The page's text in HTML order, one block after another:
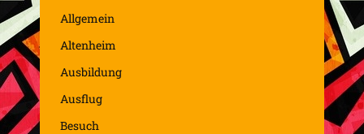
Allgemein
Altenheim
Ausbildung
Ausflug
Besuch